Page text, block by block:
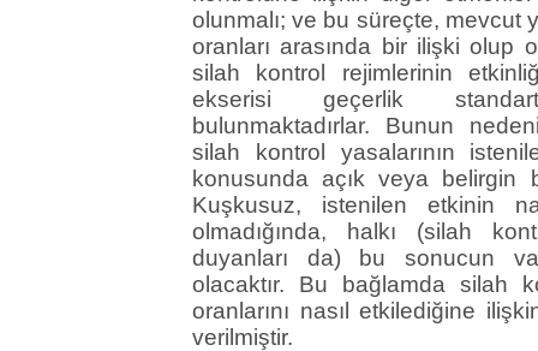
olunmalı; ve bu süreçte, mevcut
oranları arasında bir ilişki olup
silah kontrol rejimlerinin
ekserisi geçerlik
bulunmaktadırlar. Bunun
silah kontrol yasalarının
konusunda açık veya belirgin
Kuşkusuz, istenilen etkinin
olmadığında, halkı (silah
duyanları da) bu sonucun
olacaktır. Bu bağlamda silah
oranlarını nasıl etkilediğine
verilmiştir.